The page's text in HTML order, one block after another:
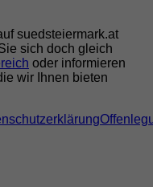
suedsteiermark.at
sich doch gleich
oder informieren
wir Ihnen bieten